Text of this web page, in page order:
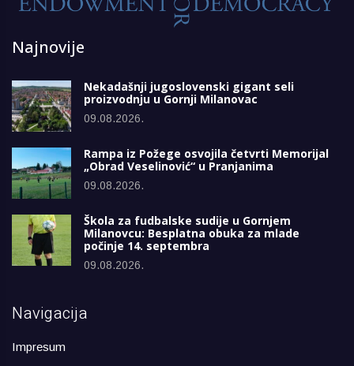
Najnovije
Nekadašnji jugoslovenski gigant seli
proizvodnju u Gornji Milanovac
09.08.2026.
Rampa iz Požege osvojila četvrti Memorijal
„Obrad Veselinović“ u Pranjanima
09.08.2026.
Škola za fudbalske sudije u Gornjem
Milanovcu: Besplatna obuka za mlade
počinje 14. septembra
09.08.2026.
Navigacija
Impresum